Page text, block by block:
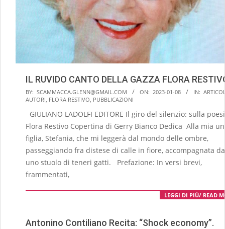
IL RUVIDO CANTO DELLA GAZZA FLORA
2023-
01-
08
BY: SCAMMACCA.GLENN@GMAIL.COM ON: 2023-01-08 IN:
AUTORI FLORA RESTIVO PUBBLICAZIONI
GIULIANO LADOLFI EDITORE Il giro del silenzio: sulla
Flora Restivo Copertina di Gerry Bianco Dedica Alla mia
figlia, Stefania, che mi leggerà dal mondo delle ombre,
passeggiando fra distese di calle in fiore, accompagnata da
uno stuolo di teneri gatti. Prefazione: In versi brevi,
frammentati,
LEGGI DI PIÙ/ READ
Antonino Contiliano Recita: “Shock economy”.